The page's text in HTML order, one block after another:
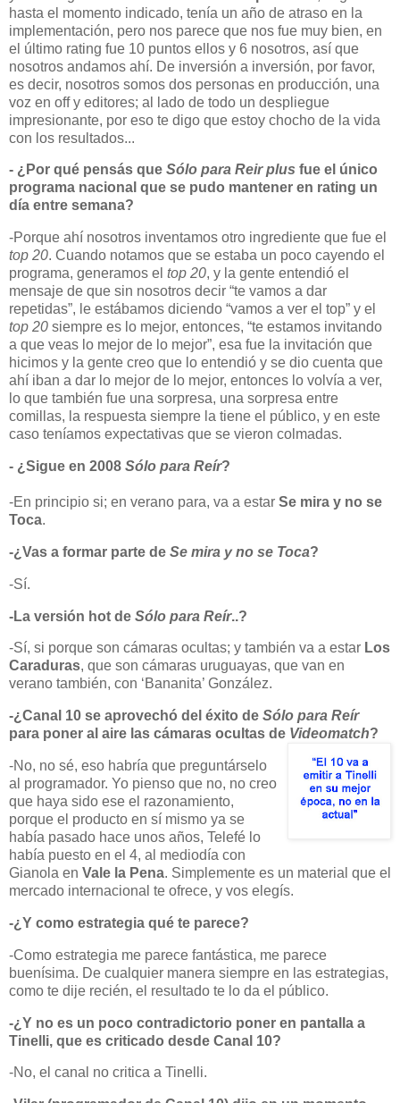
hasta el momento indicado, tenía un año de atraso en la
implementación, pero nos parece que nos fue muy bien, en
el último rating fue 10 puntos ellos y 6 nosotros, así que
nosotros andamos ahí. De inversión a inversión, por favor,
es decir, nosotros somos dos personas en producción, una
voz en off y editores; al lado de todo un despliegue
impresionante, por eso te digo que estoy chocho de la vida
con los resultados...
- ¿Por qué pensás que Sólo para Reir plus fue el único
programa nacional que se pudo mantener en rating un
día entre semana?
-Porque ahí nosotros inventamos otro ingrediente que fue el
top 20. Cuando notamos que se estaba un poco cayendo el
programa, generamos el top 20, y la gente entendió el
mensaje de que sin nosotros decir “te vamos a dar
repetidas”, le estábamos diciendo “vamos a ver el top” y el
top 20 siempre es lo mejor, entonces, “te estamos invitando
a que veas lo mejor de lo mejor”, esa fue la invitación que
hicimos y la gente creo que lo entendió y se dio cuenta que
ahí iban a dar lo mejor de lo mejor, entonces lo volvía a ver,
lo que también fue una sorpresa, una sorpresa entre
comillas, la respuesta siempre la tiene el público, y en este
caso teníamos expectativas que se vieron colmadas.
- ¿Sigue en 2008 Sólo para Reír?
-En principio si; en verano para, va a estar Se mira y no se
Toca.
-¿Vas a formar parte de Se mira y no se Toca?
-Sí.
-La versión hot de Sólo para Reír..?
-Sí, si porque son cámaras ocultas; y también va a estar Los
Caraduras, que son cámaras uruguayas, que van en
verano también, con ‘Bananita’ González.
-¿Canal 10 se aprovechó del éxito de Sólo para Reír
para poner al aire las cámaras ocultas de Videomatch?
-No, no sé, eso habría que preguntárselo
al programador. Yo pienso que no, no creo
que haya sido ese el razonamiento,
porque el producto en sí mismo ya se
había pasado hace unos años, Telefé lo
había puesto en el 4, al mediodía con
Gianola en Vale la Pena. Simplemente es un material que el
mercado internacional te ofrece, y vos elegís.
-¿Y como estrategia qué te parece?
-Como estrategia me parece fantástica, me parece
buenísima. De cualquier manera siempre en las estrategias,
como te dije recién, el resultado te lo da el público.
-¿Y no es un poco contradictorio poner en pantalla a
Tinelli, que es criticado desde Canal 10?
-No, el canal no critica a Tinelli.